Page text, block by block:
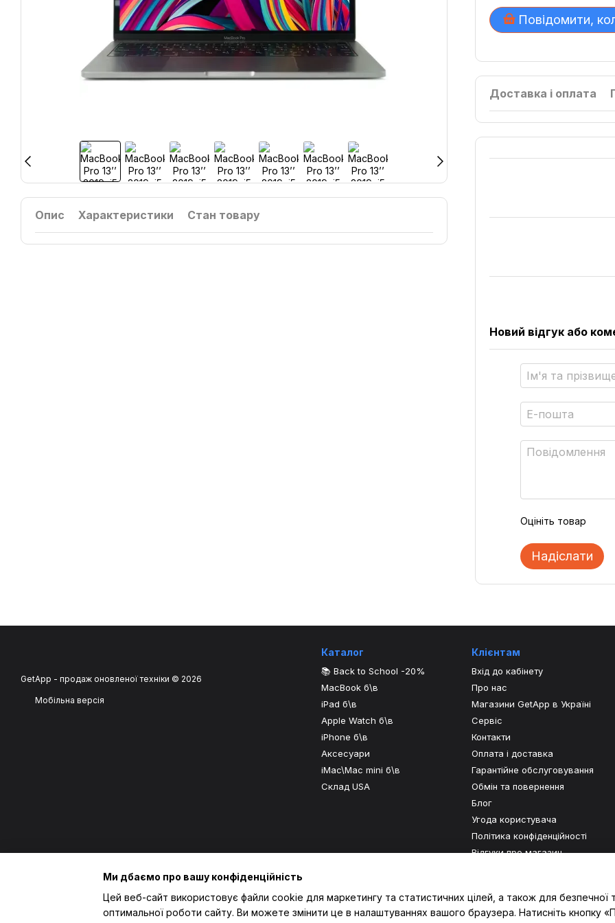
Опис Характеристики Стан товару
Повідомити,
Доставка і оплата
Новий відгук або
Оцініть товар
Надіслати
GetApp - продаж оновленої техніки © 2026
Мобільна версія
Каталог
📚 Back to School -20%
MacBook б\в
iPad б\в
Apple Watch б\в
iPhone б\в
Аксесуари
iMac\Mac mini б\в
Склад USA
Клієнтам
Вхід до кабінету
Про нас
Магазини GetApp в Україні
Сервіс
Контакти
Оплата і доставка
Гарантійне обслуговування
Обмін та повернення
Блог
Угода користувача
Політика конфіденційності
Відгуки про магазин
Ми дбаємо про вашу конфіденційність
Цей веб-сайт використовує файли cookie для маркетингу та статистичних цілей, а також для безпечної
оптимальної роботи сайту. Ви можете змінити це в налаштуваннях вашого браузера. Натисніть кнопку